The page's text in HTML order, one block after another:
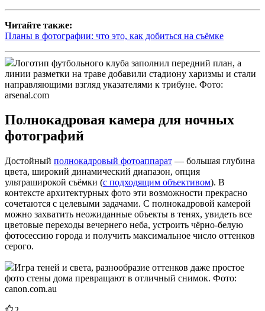
Читайте также:
Планы в фотографии: что это, как добиться на съёмке
Логотип футбольного клуба заполнил передний план, а
линии разметки на траве добавили стадиону харизмы и стали
направляющими взгляд указателями к трибуне. Фото:
arsenal.com
Полнокадровая камера для ночных
фотографий
Достойный полнокадровый фотоаппарат — большая глубина
цвета, широкий динамический диапазон, опция
ультраширокой съёмки (с подходящим объективом). В
контексте архитектурных фото эти возможности прекрасно
сочетаются с целевыми задачами. С полнокадровой камерой
можно захватить неожиданные объекты в тенях, увидеть все
цветовые переходы вечернего неба, устроить чёрно-белую
фотосессию города и получить максимальное число оттенков
серого.
Игра теней и света, разнообразие оттенков даже простое
фото стены дома превращают в отличный снимок. Фото:
canon.com.au